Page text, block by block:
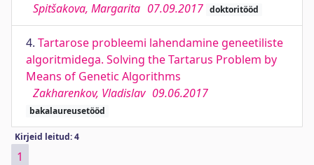
Spitšakova, Margarita 07.09.2017 doktoritööd
4. Tartarose probleemi lahendamine geneetiliste
algoritmidega. Solving the Tartarus Problem by
Means of Genetic Algorithms
Zakharenkov, Vladislav 09.06.2017
bakalaureusetööd
Kirjeid leitud: 4
1